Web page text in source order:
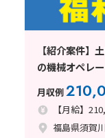
【紹介案件】
の機械オペレ
月収例
【月給】
福島県須賀